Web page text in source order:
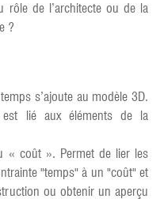
rôle de l’architecte ou de la
?
s’ajoute au modèle 3D.
lié aux éléments de la
« coût ». Permet de lier les
"temps" à un "coût" et
ou obtenir un aperçu